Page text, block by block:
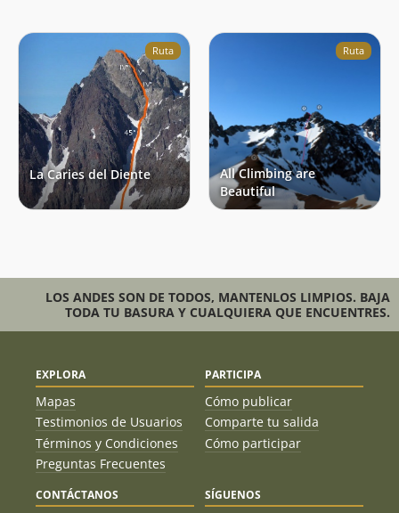
Ruta
La Caries del Diente
Ruta
All Climbing are
Beautiful
LOS ANDES SON DE TODOS, MANTENLOS LIMPIOS. BAJA
TODA TU BASURA Y CUALQUIERA QUE ENCUENTRES.
EXPLORA
Mapas
Testimonios de Usuarios
Términos y Condiciones
Preguntas Frecuentes
PARTICIPA
Cómo publicar
Comparte tu salida
Cómo participar
CONTÁCTANOS SÍGUENOS